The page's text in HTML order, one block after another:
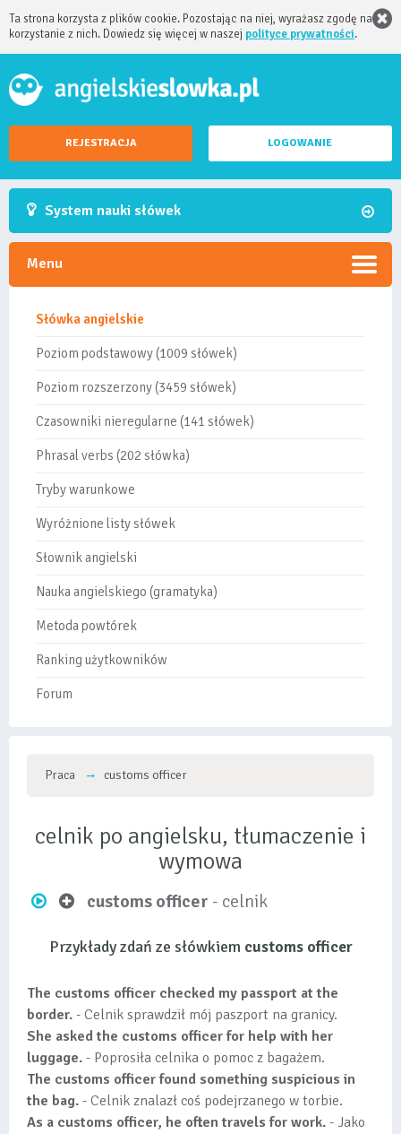
Ta strona korzysta z plików cookie. Pozostając na niej, wyrażasz zgodę na
korzystanie z nich. Dowiedz się więcej w naszej polityce prywatności.
REJESTRACJA LOGOWANIE
System nauki słówek
Menu
Słówka angielskie
Poziom podstawowy (1009 słówek)
Poziom rozszerzony (3459 słówek)
Czasowniki nieregularne (141 słówek)
Phrasal verbs (202 słówka)
Tryby warunkowe
Wyróżnione listy słówek
Słownik angielski
Nauka angielskiego (gramatyka)
Metoda powtórek
Ranking użytkowników
Forum
Praca customs officer
celnik po angielsku, tłumaczenie i
wymowa
customs officer - celnik
Przykłady zdań ze słówkiem customs officer
The customs officer checked my passport at the
border. - Celnik sprawdził mój paszport na granicy.
She asked the customs officer for help with her
luggage. - Poprosiła celnika o pomoc z bagażem.
The customs officer found something suspicious in
the bag. - Celnik znalazł coś podejrzanego w torbie.
As a customs officer, he often travels for work. - Jako